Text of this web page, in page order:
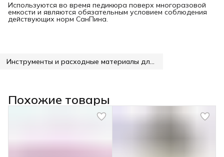
Используются во время педикюра поверх многоразовой
емкости и являются обязательным условием соблюдения
действующих норм СанПина.
Инструменты и расходные материалы для маникюра
Похожие товары